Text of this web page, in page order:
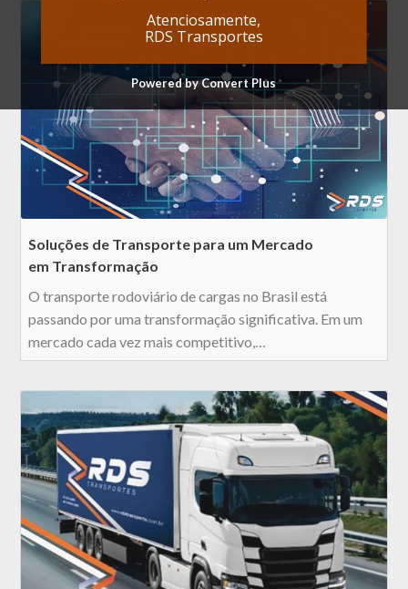
Soluções de Transporte para um Mercado
em Transformação
O transporte rodoviário de cargas no Brasil está
passando por uma transformação significativa. Em um
mercado cada vez mais competitivo,…
Atenciosamente,
RDS Transportes
Powered by Convert Plus